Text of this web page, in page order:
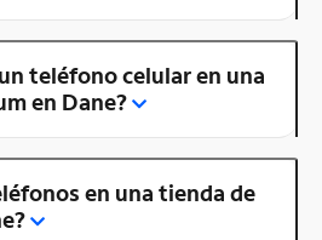
teléfono celular en una
en Dane?
en una tienda de